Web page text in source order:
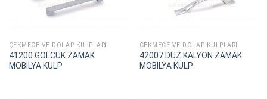
ÇEKMECE VE DOLAP KULPLARI
41200 GÖLCÜK ZAMAK
MOBİLYA KULP
ÇEKMECE VE DOLAP KULPLARI
42007 DÜZ KALYON ZAMAK
MOBİLYA KULP